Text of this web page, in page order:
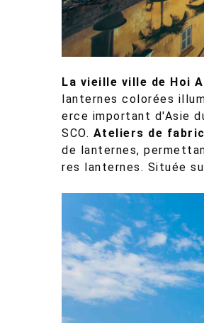
La vieille ville de Hoi
lanternes colorées
erce important d'Asie
SCO. Ateliers de
de lanternes,
res lanternes. Située